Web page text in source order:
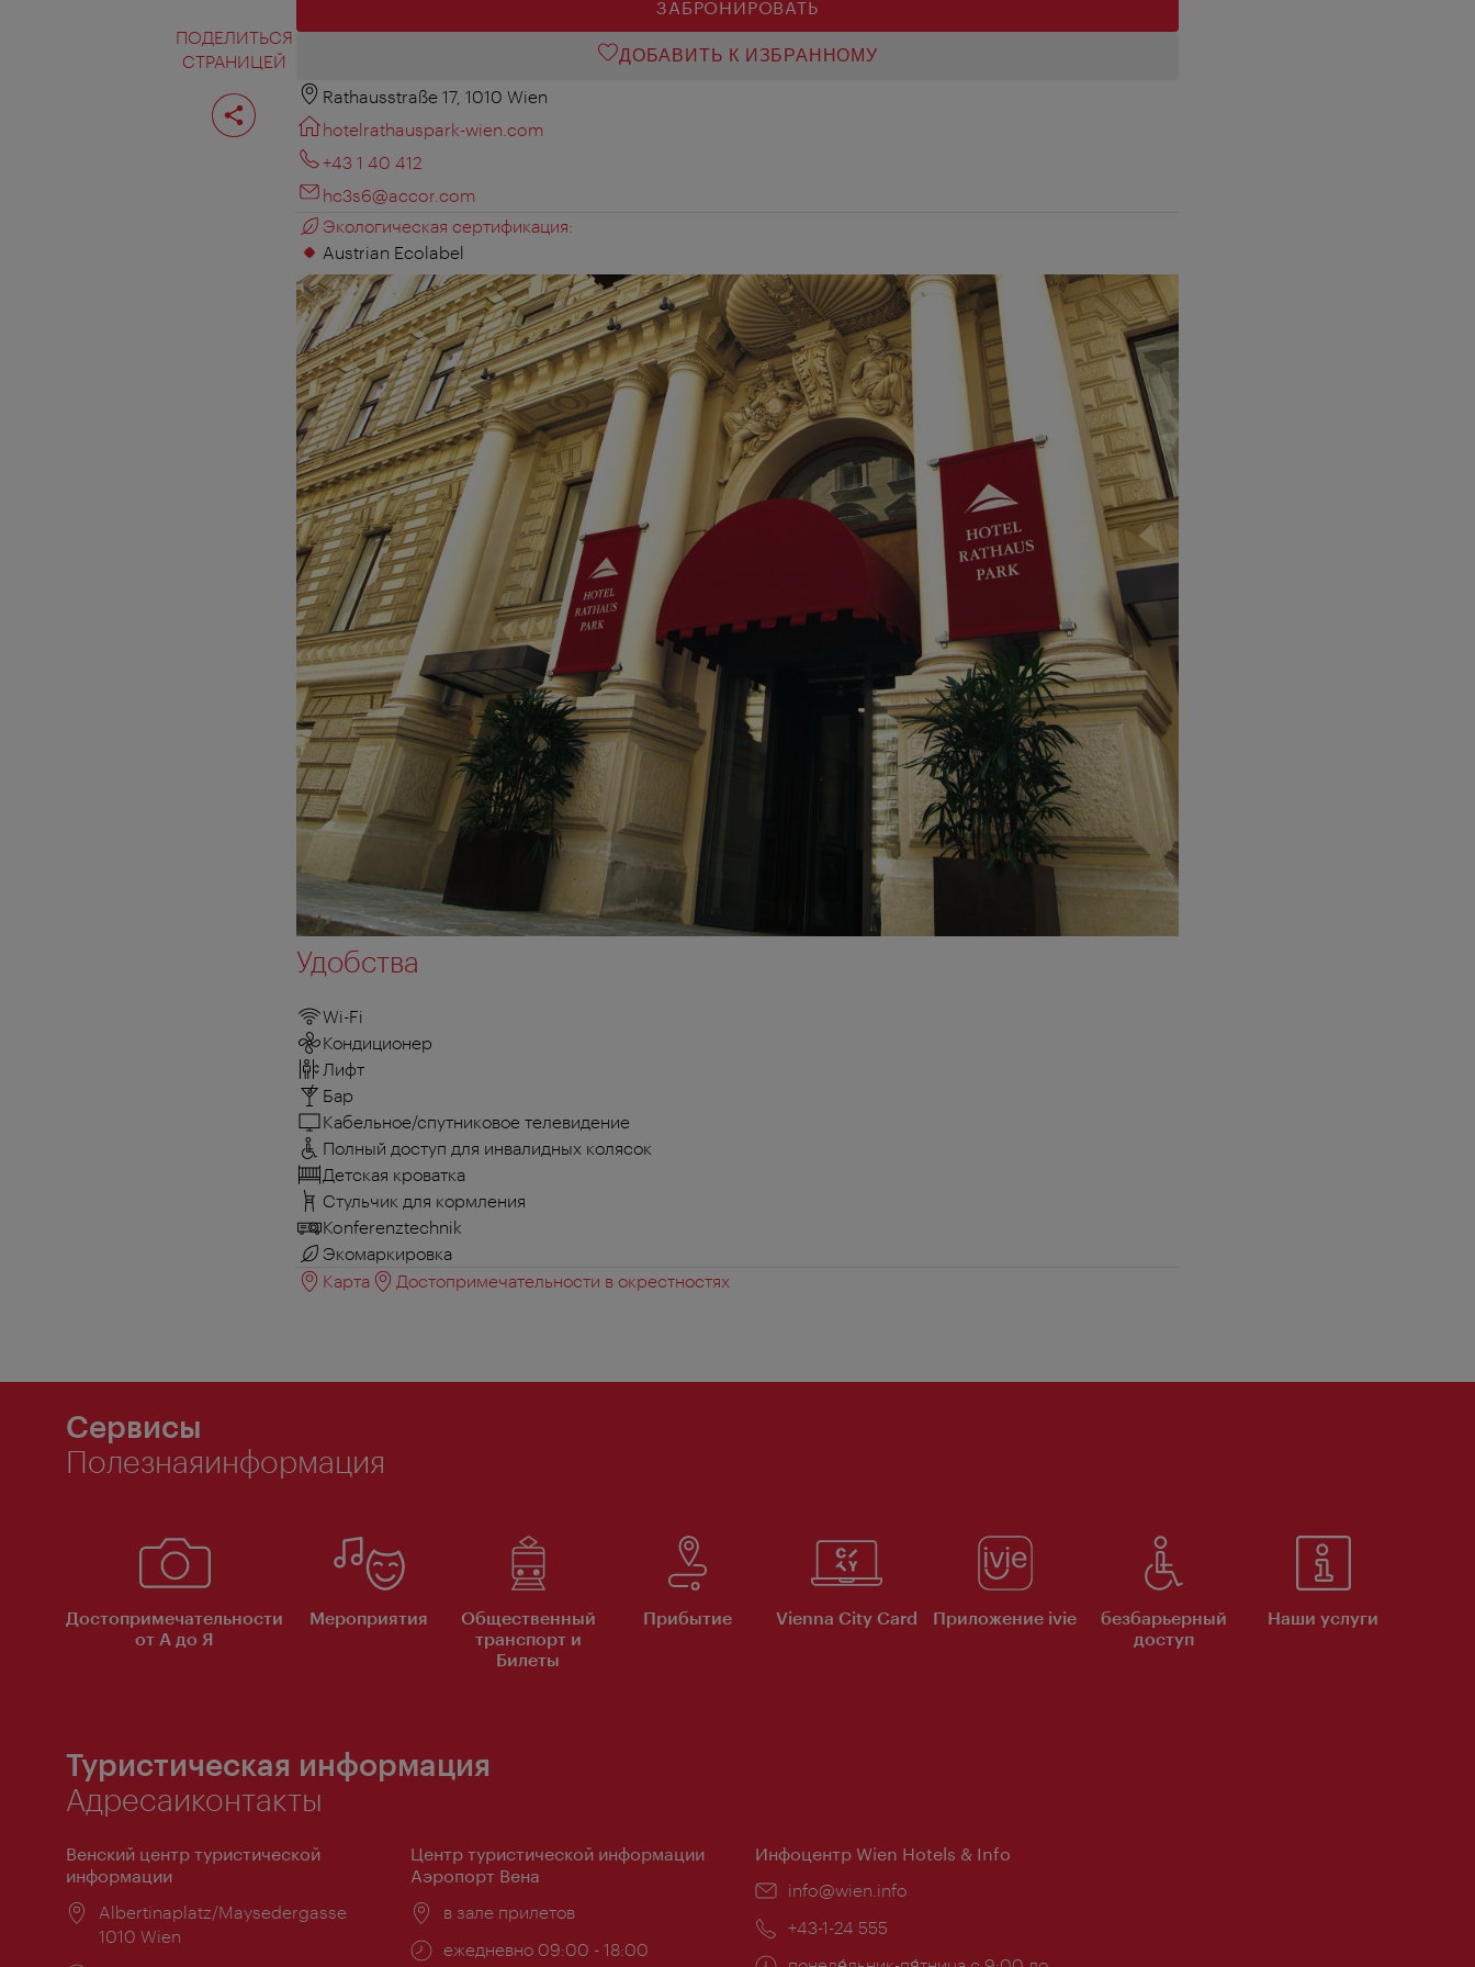
ПОДЕЛИТЬСЯ
СТРАНИЦЕЙ
Поделиться
страницей
ЗАБРОНИРОВАТЬ
ДОБАВИТЬ К ИЗБРАННОМУ
Rathausstraße 17, 1010 Wien
hotelrathauspark-wien.com
+43 1 40 412
hc3s6@accor.com
Экологическая сертификация:
Austrian Ecolabel
Удобства
Wi-Fi
Кондиционер
Лифт
Бар
Кабельное/спутниковое телевидение
Полный доступ для инвалидных колясок
Детская кроватка
Стульчик для кормления
Konferenztechnik
Экомаркировка
Карта
Достопримечательности в окрестностях
Сервисы
Полезнаяинформация
Достопримечательности
от А до Я
Мероприятия
Общественный
транспорт и
Билеты
Прибытие Vienna City Card Приложение ivie
безбарьерный
доступ
Наши услуги
Туристическая информация
Адресаиконтакты
Венский центр туристической
информации
Расположение:
Albertinaplatz/Maysedergasse
1010 Wien
Центр туристической информации
Аэропорт Вена
Расположение:
в зале прилетов
Часы
ежедневно 09:00 - 18:00
Инфоцентр Wien Hotels & Info
Эл.
info@wien.info
Телефон:
+43-1-24 555